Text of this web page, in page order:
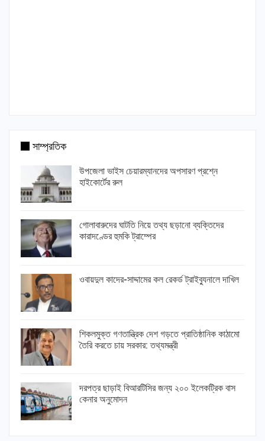
সাম্প্রতিক
উপজেলা ভাইস চেয়ারম্যানদের অপসারণ প্রশ্নে
হাইকোর্টের রুল
গোলাবারুদের ঘাটতি নিয়ে তথ্য ছড়ানো ব্যক্তিদের
কারাদণ্ডের হুমকি ট্রাম্পের
ওবায়দুল কাদের-সাদ্দামের কল রেকর্ড ট্রাইব্যুনালে দাখিল
শিকলমুক্ত গণতান্ত্রিক দেশ গড়তে প্রাতিষ্ঠানিক কাঠামো
তৈরি করতে চায় সরকার: তথ্যমন্ত্রী
দরপত্র ছাড়াই বিআরটিসির জন্য ২০০ ইলেকট্রিক বাস
কেনার অনুমোদন